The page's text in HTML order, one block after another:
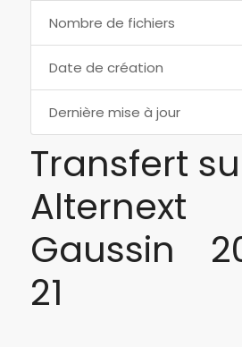
Nombre de fichiers
Date de création
Dernière mise à jour
Transfert
Gaussin
21